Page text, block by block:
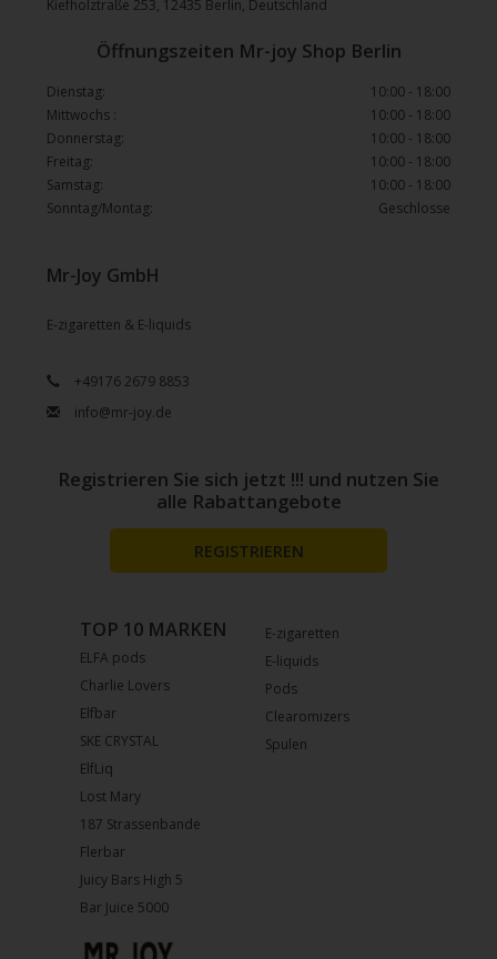
Mr-Joy GmbH
E-zigaretten & E-liquids
+49176 2679 8853
info@mr-joy.de
Kiefholztraße 253, 12435 Berlin, Deutschland
Öffnungszeiten Mr-joy Shop Berlin
Dienstag:
10:00 - 18:00
Mittwochs :
10:00 - 18:00
Donnerstag:
10:00 - 18:00
Freitag:
10:00 - 18:00
Samstag:
10:00 - 18:00
Sonntag/Montag:
Geschlosse
E-zigaretten
E-liquids
Pods
Clearomizers
Spulen
TOP 10 MARKEN
ELFA pods
Charlie Lovers
Elfbar
SKE CRYSTAL
ElfLiq
Lost Mary
187 Strassenbande
Flerbar
Juicy Bars High 5
Bar Juice 5000
Registrieren Sie sich jetzt !!! und nutzen Sie
alle Rabattangebote
REGISTRIEREN